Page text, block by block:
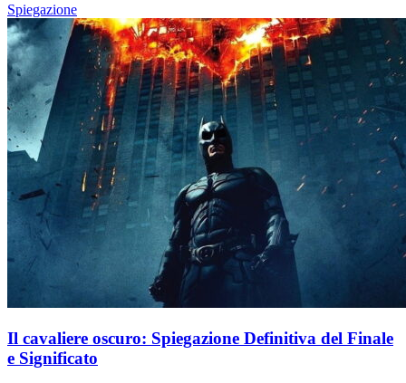
Spiegazione
Il cavaliere oscuro: Spiegazione Definitiva del Finale
e Significato